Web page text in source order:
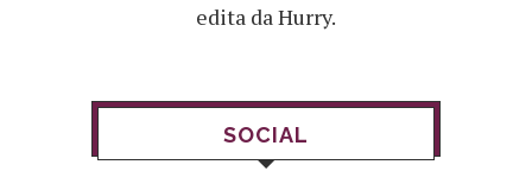
edita da Hurry.
SOCIAL